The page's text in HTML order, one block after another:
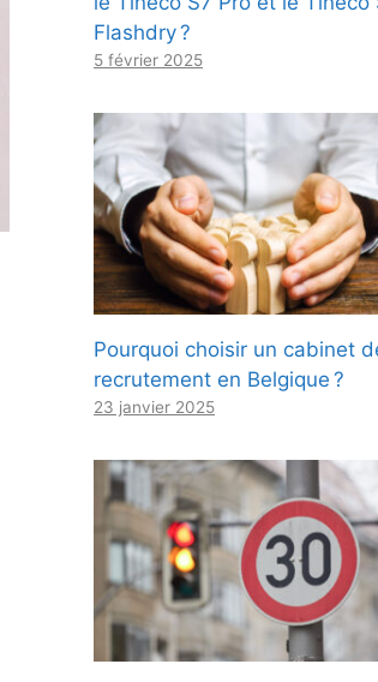
Flashdry ?
5 février 2025
Pourquoi choisir un cabinet
recrutement en Belgique ?
23 janvier 2025